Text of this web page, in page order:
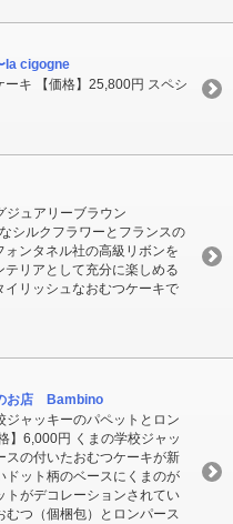
la cigogne
ーキ 【価格】25,800円 スペシ
ジュアリーブラウン
シルクフラワーとフランスの
ンタネル社の高級リボンを
リアとして充分に楽しめる
リッシュなおむつケーキで
お店 Bambino
ジャッキーのパペットとロン
】6,000円 くまの学校ジャッ
スの付いたおむつケーキが新
ドット柄のベースにくまのが
トがデコレーションされてい
むつ（個梱包）とロンパース